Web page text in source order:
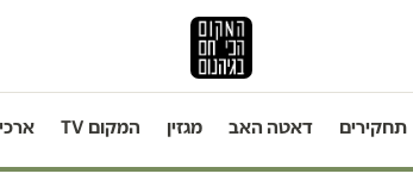
תחקירים דאטה האב מגזין המקום TV